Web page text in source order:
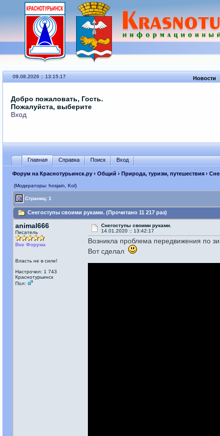
09.08.2026 :: 13:15:17 Новости
Добро пожаловать, Гость.
Пожалуйста, выберите
Вход
Главная Справка Поиск Вход
Форум на Краснотурьинск.ру› Общий › Природа, туризм, путешествия›
(Модераторы: hosjain, Kol)
Страниц: 1
Снегоступы своими руками. (Прочитано 11 217 раз)
animal666
Писатель
Вне Форума
Власть не в силе!
Настрочил: 1 743
Краснотурьинск
Пол:
Снегоступы своими руками.
14.01.2020 :: 13:42:17
Возникла проблема передвижения по
Вот сделал